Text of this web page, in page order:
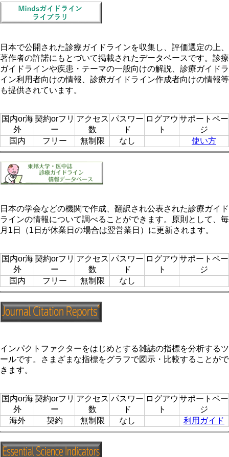
日本で公開された診療ガイドラインを収集し、評価選定の上、
著作者の許諾にもとづいて掲載されたデータベースです。診療
ガイドラインや疾患・テーマの一般向けの解説、診療ガイドラ
イン利用者向けの情報、診療ガイドライン作成者向けの情報等
も提供されています。
国内or海
外
契約orフリ
ー
アクセス
数
パスワー
ド
ログアウ
ト
サポートペー
ジ
国内
フリー 無制限 なし 使い方
日本の学会などの機関で作成、翻訳され公表された診療ガイド
ラインの情報について調べることができます。原則として、毎
月1日（1日が休業日の場合は翌営業日）に更新されます。
国内or海
外
契約orフリ
ー
アクセス
数
パスワー
ド
ログアウ
ト
サポートペー
ジ
国内
フリー 無制限 なし
インパクトファクターをはじめとする雑誌の指標を分析するツ
ールです。さまざまな指標をグラフで図示・比較することがで
きます。
国内or海
外
契約orフリ
ー
アクセス
数
パスワー
ド
ログアウ
ト
サポートペー
ジ
海外
契約 無制限 なし 利用ガイド